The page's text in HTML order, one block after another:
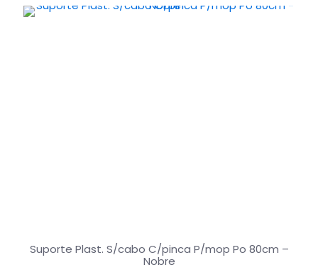
Suporte Plast. S/cabo C/pinca P/mop Po 80cm –
Nobre